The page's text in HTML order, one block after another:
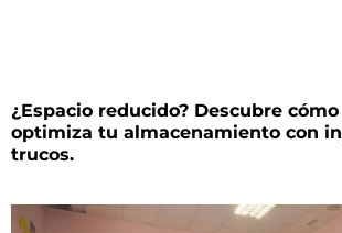
¿Espacio reducido? Descubre
optimiza tu almacenamiento con
trucos.